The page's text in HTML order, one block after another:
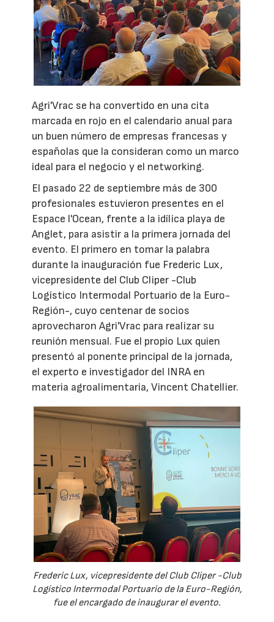
Agri'Vrac se ha convertido en una cita
marcada en rojo en el calendario anual para
un buen número de empresas francesas y
españolas que la consideran como un marco
ideal para el negocio y el networking.
El pasado 22 de septiembre más de 300
profesionales estuvieron presentes en el
Espace l'Ocean, frente a la idílica playa de
Anglet, para asistir a la primera jornada del
evento. El primero en tomar la palabra
durante la inauguración fue Frederic Lux,
vicepresidente del Club Cliper -Club
Logístico Intermodal Portuario de la Euro-
Región-, cuyo centenar de socios
aprovecharon Agri'Vrac para realizar su
reunión mensual. Fue el propio Lux quien
presentó al ponente principal de la jornada,
el experto e investigador del INRA en
materia agroalimentaria, Vincent Chatellier.
Frederic Lux, vicepresidente del Club Cliper -Club
Logístico Intermodal Portuario de la Euro-Región,
fue el encargado de inaugurar el evento.